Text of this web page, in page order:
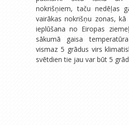
nokrišņiem, taču nedēļas
vairākas nokrišņu zonas,
ieplūšana no Eiropas
sākumā gaisa
vismaz 5 grādus virs
svētdien tie jau var būt 5